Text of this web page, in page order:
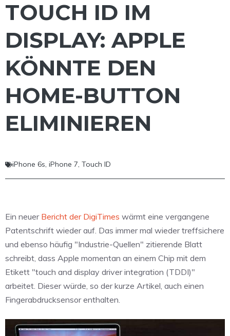
TOUCH ID IM
DISPLAY: APPLE
KÖNNTE DEN
HOME-BUTTON
ELIMINIEREN
iPhone 6s, iPhone 7, Touch ID
Ein neuer Bericht der DigiTimes wärmt eine vergangene
Patentschrift wieder auf. Das immer mal wieder treffsichere
und ebenso häufig "Industrie-Quellen" zitierende Blatt
schreibt, dass Apple momentan an einem Chip mit dem
Etikett "touch and display driver integration (TDDI)"
arbeitet. Dieser würde, so der kurze Artikel, auch einen
Fingerabdrucksensor enthalten.